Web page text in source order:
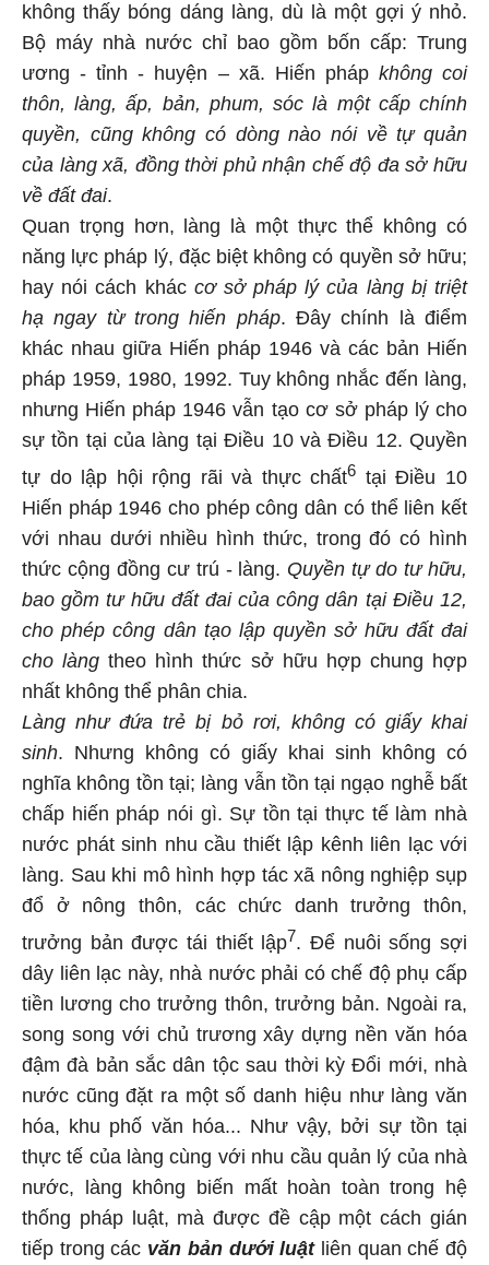
không thấy bóng dáng làng, dù là một gợi ý nhỏ.
Bộ máy nhà nước chỉ bao gồm bốn cấp: Trung
ương - tỉnh - huyện – xã. Hiến pháp không coi
thôn, làng, ấp, bản, phum, sóc là một cấp chính
quyền, cũng không có dòng nào nói về tự quản
của làng xã, đồng thời phủ nhận chế độ đa sở hữu
về đất đai.
Quan trọng hơn, làng là một thực thể không có
năng lực pháp lý, đặc biệt không có quyền sở hữu;
hay nói cách khác cơ sở pháp lý của làng bị triệt
hạ ngay từ trong hiến pháp. Đây chính là điểm
khác nhau giữa Hiến pháp 1946 và các bản Hiến
pháp 1959, 1980, 1992. Tuy không nhắc đến làng,
nhưng Hiến pháp 1946 vẫn tạo cơ sở pháp lý cho
sự tồn tại của làng tại Điều 10 và Điều 12. Quyền
tự do lập hội rộng rãi và thực chất6 tại Điều 10
Hiến pháp 1946 cho phép công dân có thể liên kết
với nhau dưới nhiều hình thức, trong đó có hình
thức cộng đồng cư trú - làng. Quyền tự do tư hữu,
bao gồm tư hữu đất đai của công dân tại Điều 12,
cho phép công dân tạo lập quyền sở hữu đất đai
cho làng theo hình thức sở hữu hợp chung hợp
nhất không thể phân chia.
Làng như đứa trẻ bị bỏ rơi, không có giấy khai
sinh. Nhưng không có giấy khai sinh không có
nghĩa không tồn tại; làng vẫn tồn tại ngạo nghễ bất
chấp hiến pháp nói gì. Sự tồn tại thực tế làm nhà
nước phát sinh nhu cầu thiết lập kênh liên lạc với
làng. Sau khi mô hình hợp tác xã nông nghiệp sụp
đổ ở nông thôn, các chức danh trưởng thôn,
trưởng bản được tái thiết lập7. Để nuôi sống sợi
dây liên lạc này, nhà nước phải có chế độ phụ cấp
tiền lương cho trưởng thôn, trưởng bản. Ngoài ra,
song song với chủ trương xây dựng nền văn hóa
đậm đà bản sắc dân tộc sau thời kỳ Đổi mới, nhà
nước cũng đặt ra một số danh hiệu như làng văn
hóa, khu phố văn hóa... Như vậy, bởi sự tồn tại
thực tế của làng cùng với nhu cầu quản lý của nhà
nước, làng không biến mất hoàn toàn trong hệ
thống pháp luật, mà được đề cập một cách gián
tiếp trong các văn bản dưới luật liên quan chế độ